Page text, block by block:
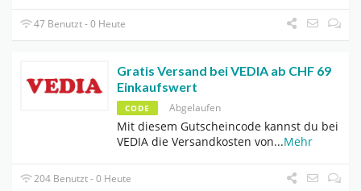
47 Benutzt - 0 Heute
Gratis Versand bei VEDIA ab CHF 69
Einkaufswert
CODE Abgelaufen
Mit diesem Gutscheincode kannst du bei
VEDIA die Versandkosten von...Mehr
204 Benutzt - 0 Heute